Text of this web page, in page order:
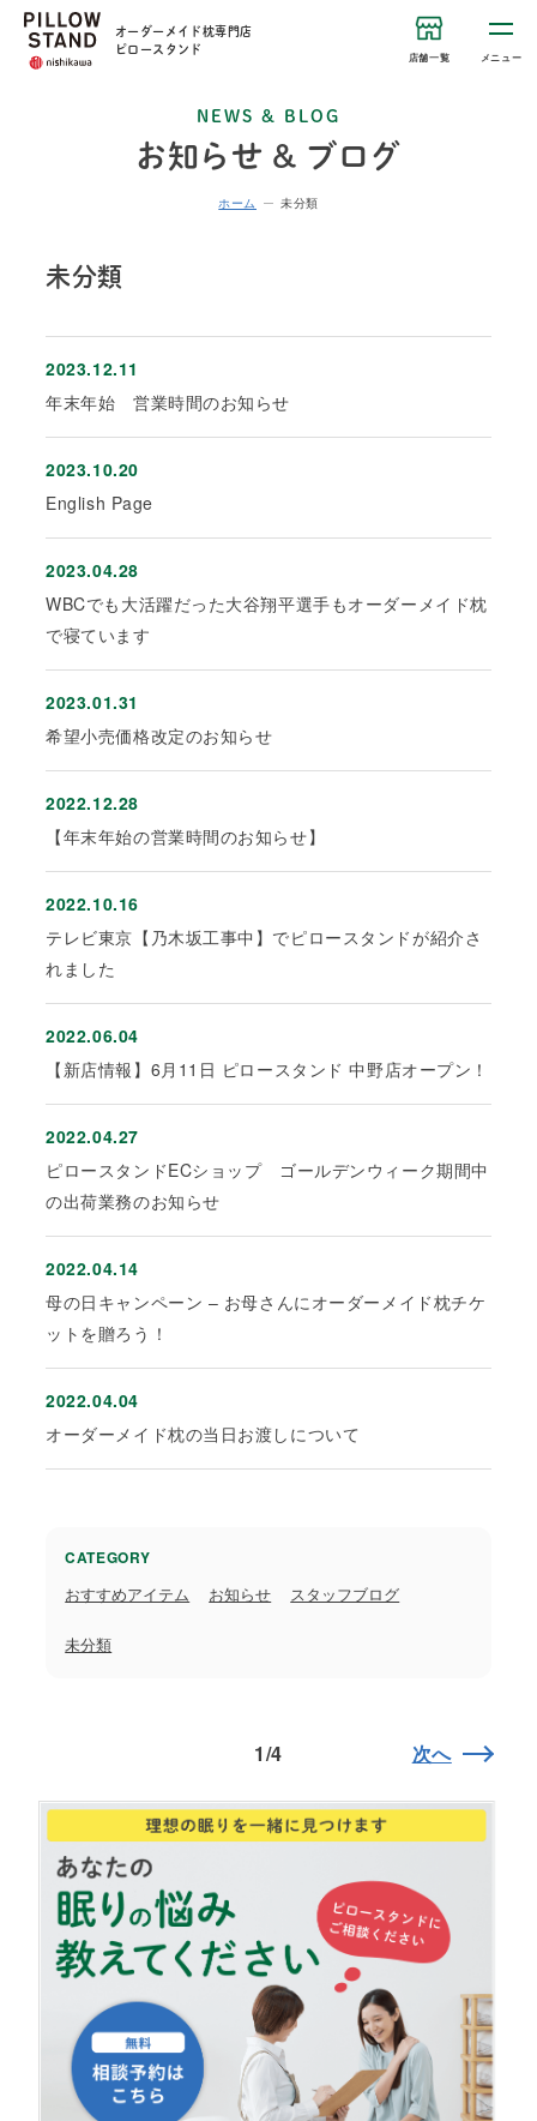
オーダーメイド枕専門店
ピロースタンド
店舗一覧 メニュー
NEWS & BLOG
お知らせ & ブログ
ホーム 未分類
未分類
2023.12.11
年末年始 営業時間のお知らせ
2023.10.20
English Page
2023.04.28
WBCでも大活躍だった大谷翔平選手もオーダーメイド枕
で寝ています
2023.01.31
希望小売価格改定のお知らせ
2022.12.28
【年末年始の営業時間のお知らせ】
2022.10.16
テレビ東京【乃木坂工事中】でピロースタンドが紹介さ
れました
2022.06.04
【新店情報】6月11日 ピロースタンド 中野店オープン！
2022.04.27
ピロースタンドECショップ ゴールデンウィーク期間中
の出荷業務のお知らせ
2022.04.14
母の日キャンペーン – お母さんにオーダーメイド枕チケ
ットを贈ろう！
2022.04.04
オーダーメイド枕の当日お渡しについて
CATEGORY
おすすめアイテム お知らせ スタッフブログ
未分類
1/4 次へ